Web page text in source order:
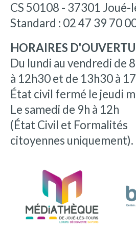
CS 50108 - 37301 Joué-
Standard : 02 47 39 70
HORAIRES
Du lundi au vendredi de
à 12h30 et de 13h30 à
État civil fermé le jeudi
Le samedi de 9h à 12h
(État Civil et Formalités
citoyennes uniquement).